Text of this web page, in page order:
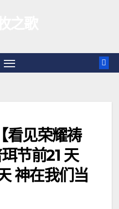
看见荣耀祷
节前21 天
神在我们当